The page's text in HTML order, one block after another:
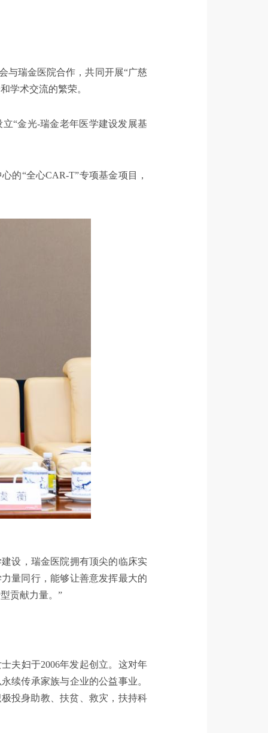
与瑞金医院合作，共同开展“广慈
学术交流的繁荣。
“金光-瑞金老年医学建设发展基
的“全心CAR-T”专项基金项目，
设，瑞金医院拥有顶尖的临床实
量同行，能够让善意发挥最大的
贡献力量。”
夫妇于2006年发起创立。这对年
续传承家族与企业的公益事业。
投身助教、扶贫、救灾，扶持科